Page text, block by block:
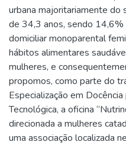
urbana majoritariamente do
de 34,3 anos, sendo
domiciliar monoparental
hábitos alimentares
mulheres, e
propomos, como parte do
Especialização em
Tecnológica, a oficina
direcionada a mulheres
uma associação localizada